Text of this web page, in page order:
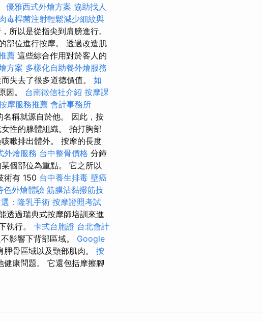
優雅西式外燴方案 協助找人
毒桿菌注射輕鬆減少細紋與
所以是從指尖到肩膀進行。
部位進行按摩。 透過改造肌
薦 這些綜合作用對於客人的
方案 多樣化自助餐外燴服務
失去了很多道德價值。 如
因。 台南徵信社介紹 按摩課
摩服務推薦 會計事務所
稱就源自於他。 因此，按
性的腺體組織。 拍打胸部
嗽排出體外。 按摩的長度
外燴服務 台中整骨價格 分鐘
個部位為重點。 它之所以
術有 150 台中養生排毒 壁癌
色外燴體驗 筋膜沾黏撥筋技
：隆乳手術 按摩證照考試
透過瑞典式按摩師培訓來進
執行。 卡式台胞證 台北會計
影響下背部區域。 Google
骨區域以及頸部肌肉。 按
健康問題。 它還包括摩擦腳